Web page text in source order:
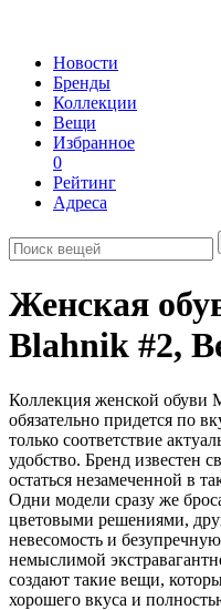
Новости
Бренды
Коллекции
Вещи
Избранное
0
Рейтинг
Адреса
Женская
Blahnik #2,
Коллекция женской обуви
обязательно придется по
только соответствие
удобство. Бренд известен
остаться незамеченной в
Одни модели сразу же
цветовыми решениями,
невесомость и
немыслимой
создают такие вещи,
хорошего вкуса и